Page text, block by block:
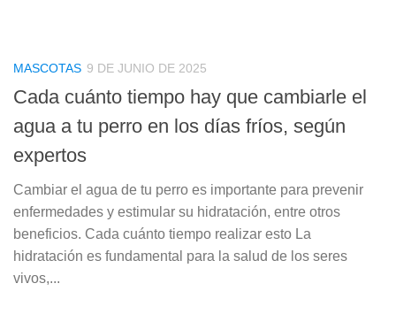
MASCOTAS 9 DE JUNIO DE 2025
Cada cuánto tiempo hay que cambiarle el
agua a tu perro en los días fríos, según
expertos
Cambiar el agua de tu perro es importante para prevenir
enfermedades y estimular su hidratación, entre otros
beneficios. Cada cuánto tiempo realizar esto La
hidratación es fundamental para la salud de los seres
vivos,...